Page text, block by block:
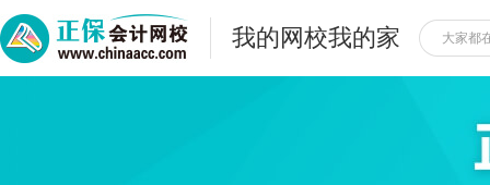
我的网校我的家